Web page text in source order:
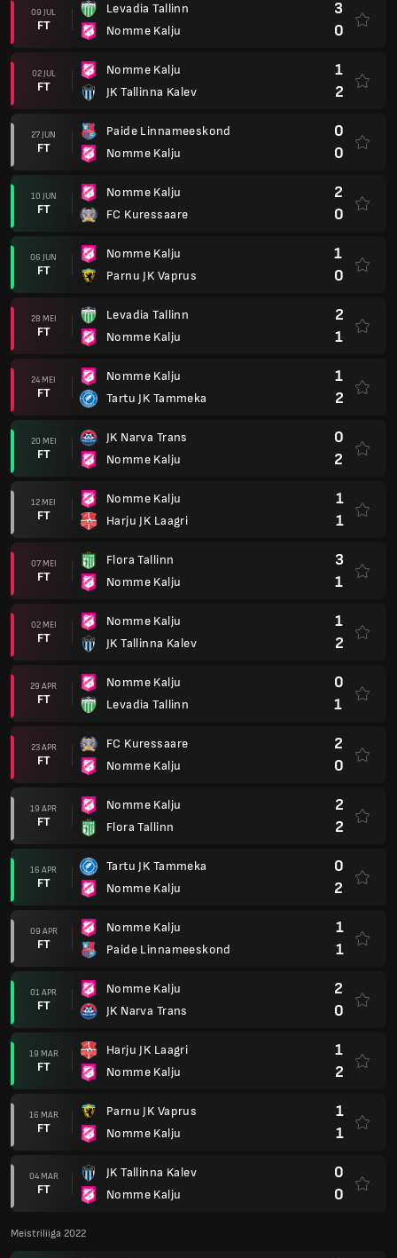
09 JUL
FT
Levadia Tallinn
Nomme Kalju
3
0
02 JUL
FT
Nomme Kalju
JK Tallinna Kalev
1
2
27 JUN
FT
Paide Linnameeskond
Nomme Kalju
0
0
10 JUN
FT
Nomme Kalju
FC Kuressaare
2
0
06 JUN
FT
Nomme Kalju
Parnu JK Vaprus
1
0
28 MEI
FT
Levadia Tallinn
Nomme Kalju
2
1
24 MEI
FT
Nomme Kalju
Tartu JK Tammeka
1
2
20 MEI
FT
JK Narva Trans
Nomme Kalju
0
2
12 MEI
FT
Nomme Kalju
Harju JK Laagri
1
1
07 MEI
FT
Flora Tallinn
Nomme Kalju
3
1
02 MEI
FT
Nomme Kalju
JK Tallinna Kalev
1
2
29 APR
FT
Nomme Kalju
Levadia Tallinn
0
1
23 APR
FT
FC Kuressaare
Nomme Kalju
2
0
19 APR
FT
Nomme Kalju
Flora Tallinn
2
2
16 APR
FT
Tartu JK Tammeka
Nomme Kalju
0
2
09 APR
FT
Nomme Kalju
Paide Linnameeskond
1
1
01 APR
FT
Nomme Kalju
JK Narva Trans
2
0
19 MAR
FT
Harju JK Laagri
Nomme Kalju
1
2
16 MAR
FT
Parnu JK Vaprus
Nomme Kalju
1
1
04 MAR
FT
JK Tallinna Kalev
Nomme Kalju
0
0
Meistriliiga 2022